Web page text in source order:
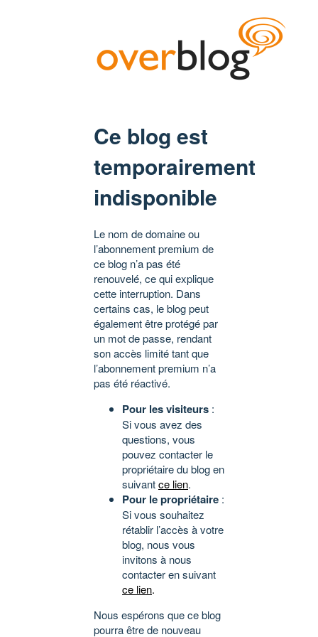
Ce blog est
temporairement
indisponible
Le nom de domaine ou
l’abonnement premium de
ce blog n’a pas été
renouvelé, ce qui explique
cette interruption. Dans
certains cas, le blog peut
également être protégé par
un mot de passe, rendant
son accès limité tant que
l’abonnement premium n’a
pas été réactivé.
Pour les visiteurs :
Si vous avez des
questions, vous
pouvez contacter le
propriétaire du blog en
suivantce lien.
Pour le propriétaire :
Si vous souhaitez
rétablir l’accès à votre
blog, nous vous
invitons à nous
contacter en suivant
ce lien.
Nous espérons que ce blog
pourra être de nouveau